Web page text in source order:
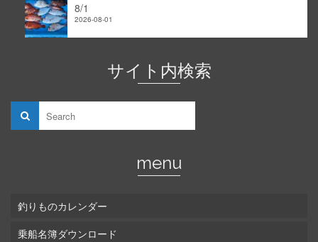
8/1
2026-08-01
サイト内検索
menu
釣りものカレンダー
乗船名簿ダウンロード